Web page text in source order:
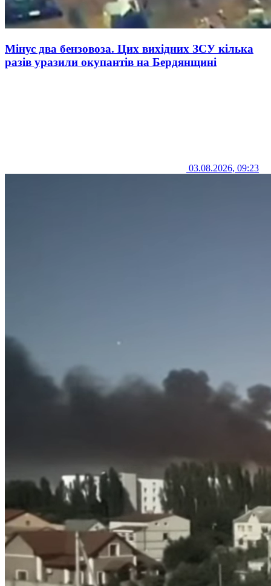
Мінус два бензовоза. Цих вихідних ЗСУ кілька
разів уразили окупантів на Бердянщині
03.08.2026, 09:23